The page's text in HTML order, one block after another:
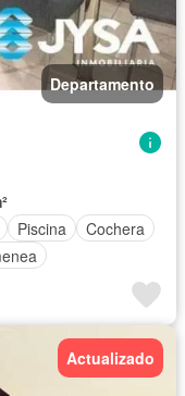
Departamento
Piscina
Cochera
Actualizado